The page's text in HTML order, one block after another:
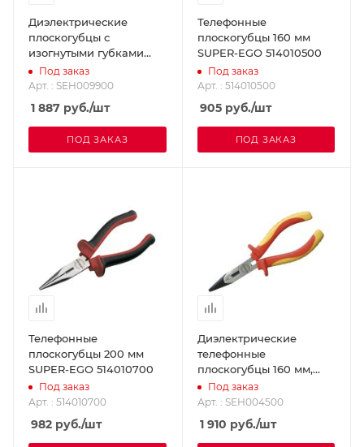
Диэлектрические
плоскогубцы с
изогнутыми губками
200 мм /1000 В SUPER-
EGO SEH009900
Под заказ
Арт. : SEH009900
1 887 руб./шт
ПОД ЗАКАЗ
Телефонные
плоскогубцы 160 мм
SUPER-EGO 514010500
Под заказ
Арт. : 514010500
905руб./шт
ПОД ЗАКАЗ
Телефонные
плоскогубцы 200 мм
SUPER-EGO 514010700
Под заказ
Арт. : 514010700
982 руб./шт
Диэлектрические
телефонные
плоскогубцы 160 мм,
1000В SUPER-EGO
SEH004500
Под заказ
Арт. : SEH004500
1 910 руб./шт